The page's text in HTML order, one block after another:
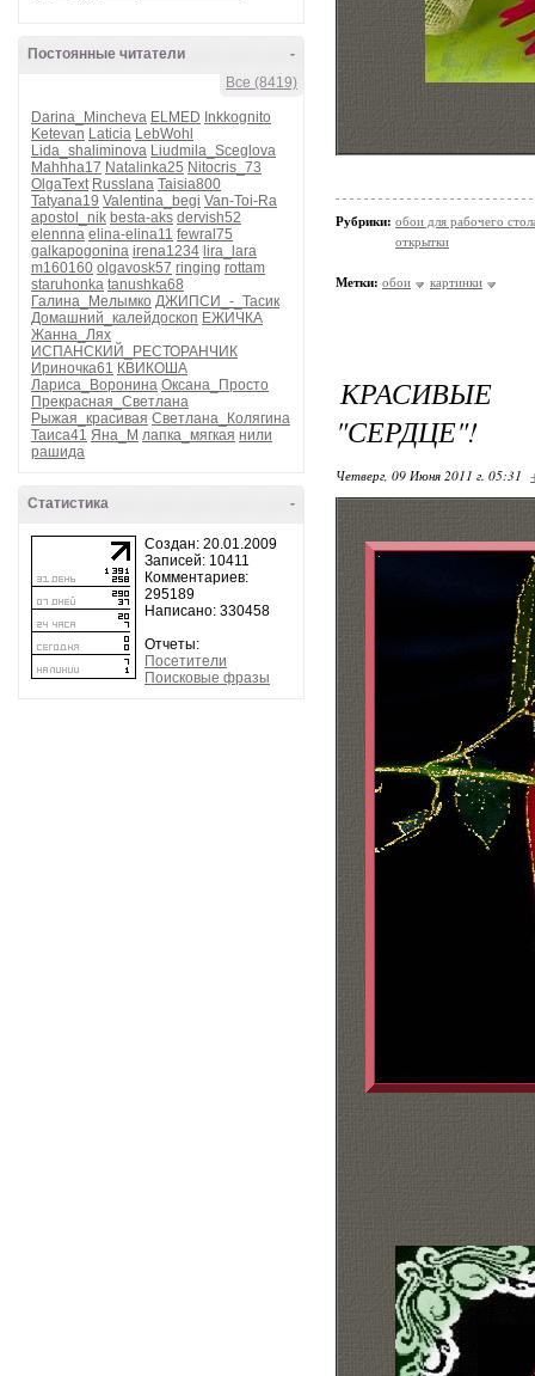
-
Постоянные читатели
Все (8419)
Darina_Mincheva ELMED Inkkognito
Ketevan Laticia LebWohl
Lida_shaliminova Liudmila_Sceglova
Mahhha17 Natalinka25 Nitocris_73
OlgaText Russlana Taisia800
Tatyana19 Valentina_begi Van-Toi-Ra
apostol_nik besta-aks dervish52
elennna elina-elina11 fewral75
galkapogonina irena1234 lira_lara
m160160 olgavosk57 ringing rottam
staruhonka tanushka68
Галина_Мелымко ДЖИПСИ_-_Тасик
Домашний_калейдоскоп ЕЖИЧКА
Жанна_Лях
ИСПАНСКИЙ_РЕСТОРАНЧИК
Ириночка61 КВИКОША
Лариса_Воронина Оксана_Просто
Прекрасная_Светлана
Рыжая_красивая Светлана_Колягина
Таиса41 Яна_М лапка_мягкая нили
рашида
-
Статистика
Создан: 20.01.2009
Записей: 10411
Комментариев:
295189
Написано: 330458
Отчеты:
Посетители
Поисковые фразы
Рубрики: обои для рабочего
открытки
Метки: обои картинки
КРАСИВЫЕ
"СЕРДЦЕ"!
Четверг, 09 Июня 2011 г. 05:31